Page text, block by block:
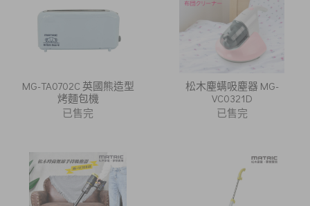
MG-TA0702C 英國熊造型
烤麵包機
已售完
松木塵螨吸塵器 MG-
VC0321D
已售完